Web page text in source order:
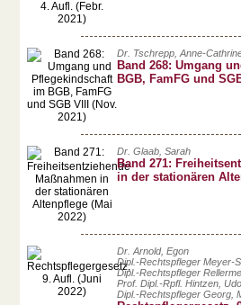
Dr. Tschrepp, Anne-
Band 268: Umgang
BGB, FamFG und
Dr. Glaab, Sarah
Band 271:
in der stationären
Dr. Arnold, Egon
Dipl.-Rechtspfleger Meyer-
Dipl.-Rechtspfleger
Prof. Dipl.-Rpfl. Hintzen, Udo
Dipl.-Rechtspfleger Georg,